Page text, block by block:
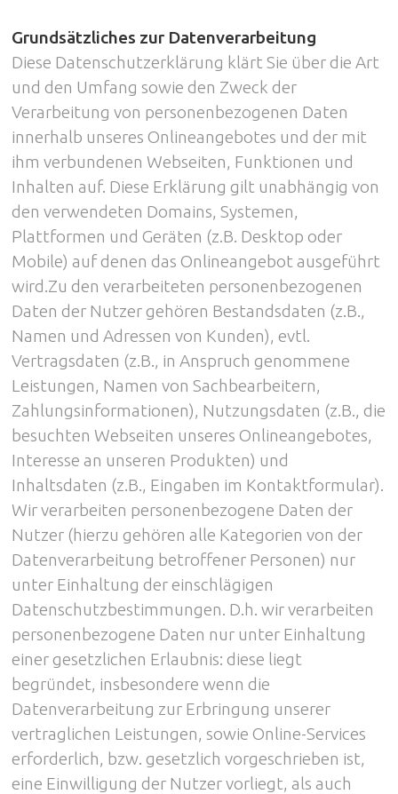
Grundsätzliches zur Datenverarbeitung
Diese Datenschutzerklärung klärt Sie über die Art
und den Umfang sowie den Zweck der
Verarbeitung von personenbezogenen Daten
innerhalb unseres Onlineangebotes und der mit
ihm verbundenen Webseiten, Funktionen und
Inhalten auf. Diese Erklärung gilt unabhängig von
den verwendeten Domains, Systemen,
Plattformen und Geräten (z.B. Desktop oder
Mobile) auf denen das Onlineangebot ausgeführt
wird.Zu den verarbeiteten personenbezogenen
Daten der Nutzer gehören Bestandsdaten (z.B.,
Namen und Adressen von Kunden), evtl.
Vertragsdaten (z.B., in Anspruch genommene
Leistungen, Namen von Sachbearbeitern,
Zahlungsinformationen), Nutzungsdaten (z.B., die
besuchten Webseiten unseres Onlineangebotes,
Interesse an unseren Produkten) und
Inhaltsdaten (z.B., Eingaben im Kontaktformular).
Wir verarbeiten personenbezogene Daten der
Nutzer (hierzu gehören alle Kategorien von der
Datenverarbeitung betroffener Personen) nur
unter Einhaltung der einschlägigen
Datenschutzbestimmungen. D.h. wir verarbeiten
personenbezogene Daten nur unter Einhaltung
einer gesetzlichen Erlaubnis: diese liegt
begründet, insbesondere wenn die
Datenverarbeitung zur Erbringung unserer
vertraglichen Leistungen, sowie Online-Services
erforderlich, bzw. gesetzlich vorgeschrieben ist,
eine Einwilligung der Nutzer vorliegt, als auch